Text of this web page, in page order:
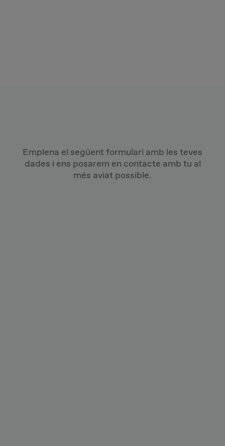
Emplena el següent formulari amb les teves
dades i ens posarem en contacte amb tu al
més aviat possible.